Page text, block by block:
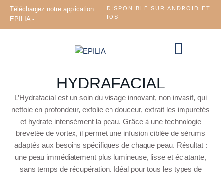
Téléchargez notre application
EPILIA -
DISPONIBLE SUR ANDROID ET
IOS
HYDRAFACIAL
L’Hydrafacial est un soin du visage innovant, non invasif, qui
nettoie en profondeur, exfolie en douceur, extrait les impuretés
et hydrate intensément la peau. Grâce à une technologie
brevetée de vortex, il permet une infusion ciblée de sérums
adaptés aux besoins spécifiques de chaque peau. Résultat :
une peau immédiatement plus lumineuse, lisse et éclatante,
sans temps de récupération. Idéal pour tous les types de